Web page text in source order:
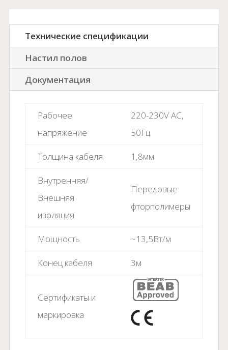
Технические спецификации
Настил полов
Документация
Рабочее
напряжение
220-230V AC,
50Гц
Толщина кабеля 1,8мм
Внутренняя/
Внешняя
изоляция
Передовые
фторполимеры
Мощность ~13,5Вт/м
Конец кабеля 3м
Сертификаты и
маркировка